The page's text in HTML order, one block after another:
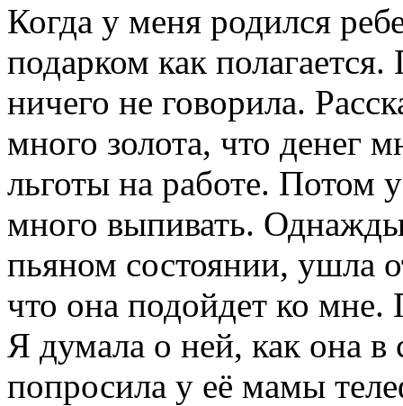
Когда у меня родился
подарком как
ничего не говорила.
много золота, что денег
льготы на работе. Потом
много выпивать.
пьяном состоянии, ушла
что она подойдет ко мне.
Я думала о ней, как она
попросила у её мамы